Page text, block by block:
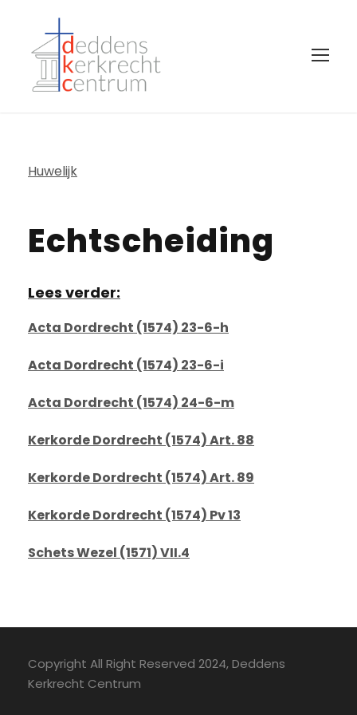
Huwelijk
Echtscheiding
Lees verder:
Acta Dordrecht (1574) 23-6-h
Acta Dordrecht (1574) 23-6-i
Acta Dordrecht (1574) 24-6-m
Kerkorde Dordrecht (1574) Art. 88
Kerkorde Dordrecht (1574) Art. 89
Kerkorde Dordrecht (1574) Pv 13
Schets Wezel (1571) VII.4
Copyright All Right Reserved 2024, Deddens
Kerkrecht Centrum